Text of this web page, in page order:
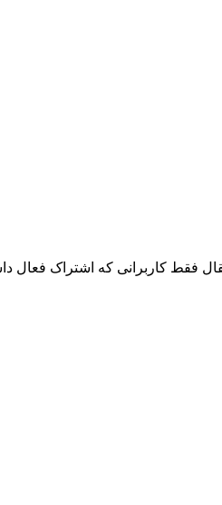
فقط کاربرانی که اشتراک فعال